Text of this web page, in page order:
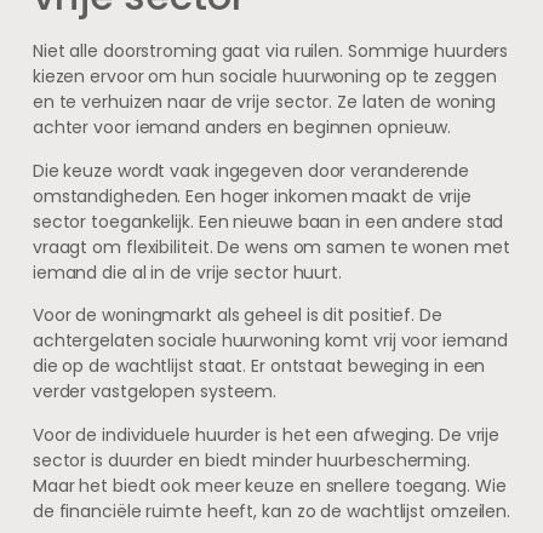
Niet alle doorstroming gaat via ruilen. Sommige huurders
kiezen ervoor om hun sociale huurwoning op te zeggen
en te verhuizen naar de vrije sector. Ze laten de woning
achter voor iemand anders en beginnen opnieuw.
Die keuze wordt vaak ingegeven door veranderende
omstandigheden. Een hoger inkomen maakt de vrije
sector toegankelijk. Een nieuwe baan in een andere stad
vraagt om flexibiliteit. De wens om samen te wonen met
iemand die al in de vrije sector huurt.
Voor de woningmarkt als geheel is dit positief. De
achtergelaten sociale huurwoning komt vrij voor iemand
die op de wachtlijst staat. Er ontstaat beweging in een
verder vastgelopen systeem.
Voor de individuele huurder is het een afweging. De vrije
sector is duurder en biedt minder huurbescherming.
Maar het biedt ook meer keuze en snellere toegang. Wie
de financiële ruimte heeft, kan zo de wachtlijst omzeilen.